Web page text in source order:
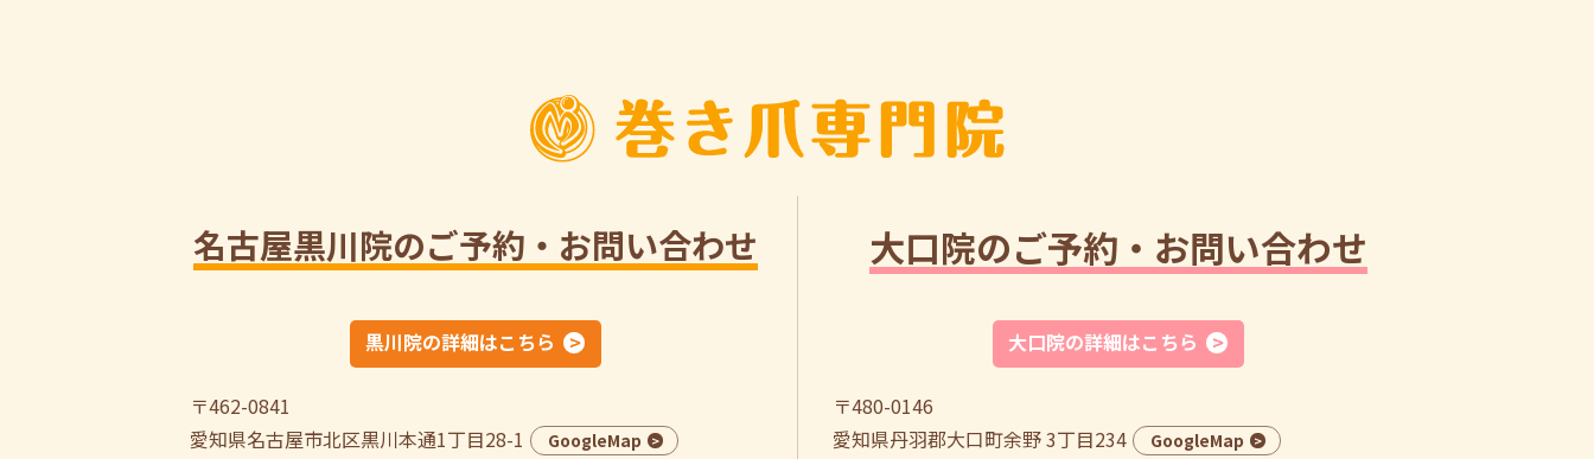
名古屋黒川院のご予約・お問い合わせ
黒川院の詳細はこちら
〒462-0841
愛知県名古屋市北区黒川本通1丁目28-1
GoogleMap
大口院のご予約・お問い合わせ
大口院の詳細はこちら
〒480-0146
愛知県丹羽郡大口町余野 3丁目234
GoogleMap